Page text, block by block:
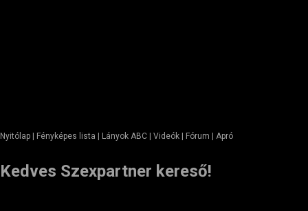
Nyitólap | Fényképes lista | Lányok ABC | Videók | Fórum | Apró
Kedves Szexpartner kereső!